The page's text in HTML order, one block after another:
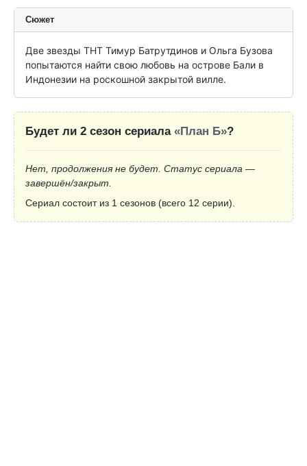
Сюжет
Две звезды ТНТ Тимур Батрутдинов и Ольга Бузова
попытаются найти свою любовь на острове Бали в
Индонезии на роскошной закрытой вилле.
Будет ли 2 сезон сериала «План Б»?
Нет, продолжения не будет. Статус сериала —
завершён/закрыт.
Сериал состоит из 1 сезонов (всего 12 серии).